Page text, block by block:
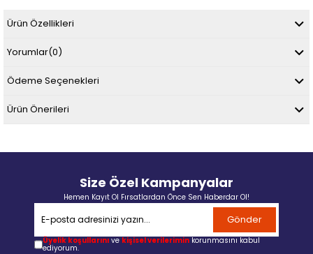
Ürün Özellikleri
Yorumlar(0)
Ödeme Seçenekleri
Ürün Önerileri
Size Özel Kampanyalar
Hemen Kayıt Ol Fırsatlardan Önce Sen Haberdar Ol!
Gönder
Üyelik koşullarını ve kişisel verilerimin korunmasını kabul
ediyorum.